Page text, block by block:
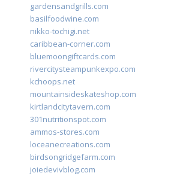
gardensandgrills.com
basilfoodwine.com
nikko-tochigi.net
caribbean-corner.com
bluemoongiftcards.com
rivercitysteampunkexpo.com
kchoops.net
mountainsideskateshop.com
kirtlandcitytavern.com
301nutritionspot.com
ammos-stores.com
loceanecreations.com
birdsongridgefarm.com
joiedevivblog.com